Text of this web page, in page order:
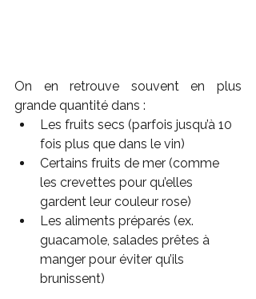
On en retrouve souvent en plus
grande quantité dans :
Les fruits secs (parfois jusqu’à 10
fois plus que dans le vin)
Certains fruits de mer (comme
les crevettes pour qu’elles
gardent leur couleur rose)
Les aliments préparés (ex.
guacamole, salades prêtes à
manger pour éviter qu’ils
brunissent)